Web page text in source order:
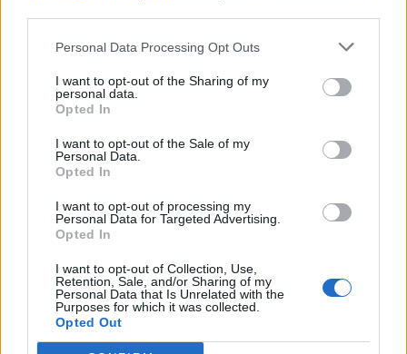
Personal Data Processing Opt Outs
I want to opt-out of the Sharing of my
personal data.
Opted In
I want to opt-out of the Sale of my
Personal Data.
Opted In
I want to opt-out of processing my
Personal Data for Targeted Advertising.
Opted In
I want to opt-out of Collection, Use,
Retention, Sale, and/or Sharing of my
Personal Data that Is Unrelated with the
Purposes for which it was collected.
Opted Out
Σαμοθράκη: Σε λειτουργία η
για το ειδικό πρόγραμμα στήριξης
στρεμμάτων μετά την πυρκαγιά –
Παρεμβάσεις πριν τον χειμώνα
Χρ. Δήμας: Στο Εθνικό
Πρόγραμμα Ανάπτυξης η
Πάρου